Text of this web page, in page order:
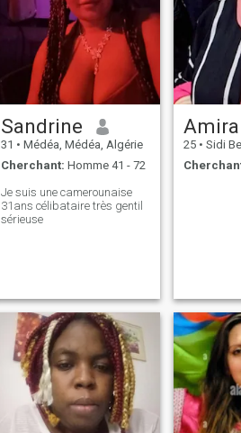
Sandrine
31 • Médéa, Médéa, Algérie
Cherchant: Homme 41 - 72
Je suis une camerounaise
31ans célibataire très gentil
sérieuse
Amira
25 • Sidi Bel